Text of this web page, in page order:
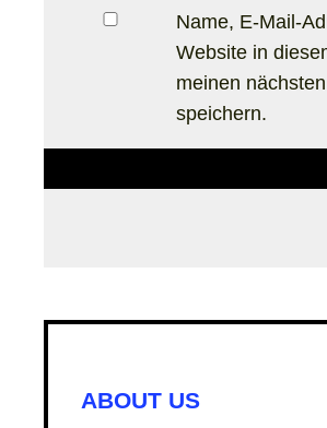
Name, E-Mail-
Website in
meinen
speichern.
ABOUT US